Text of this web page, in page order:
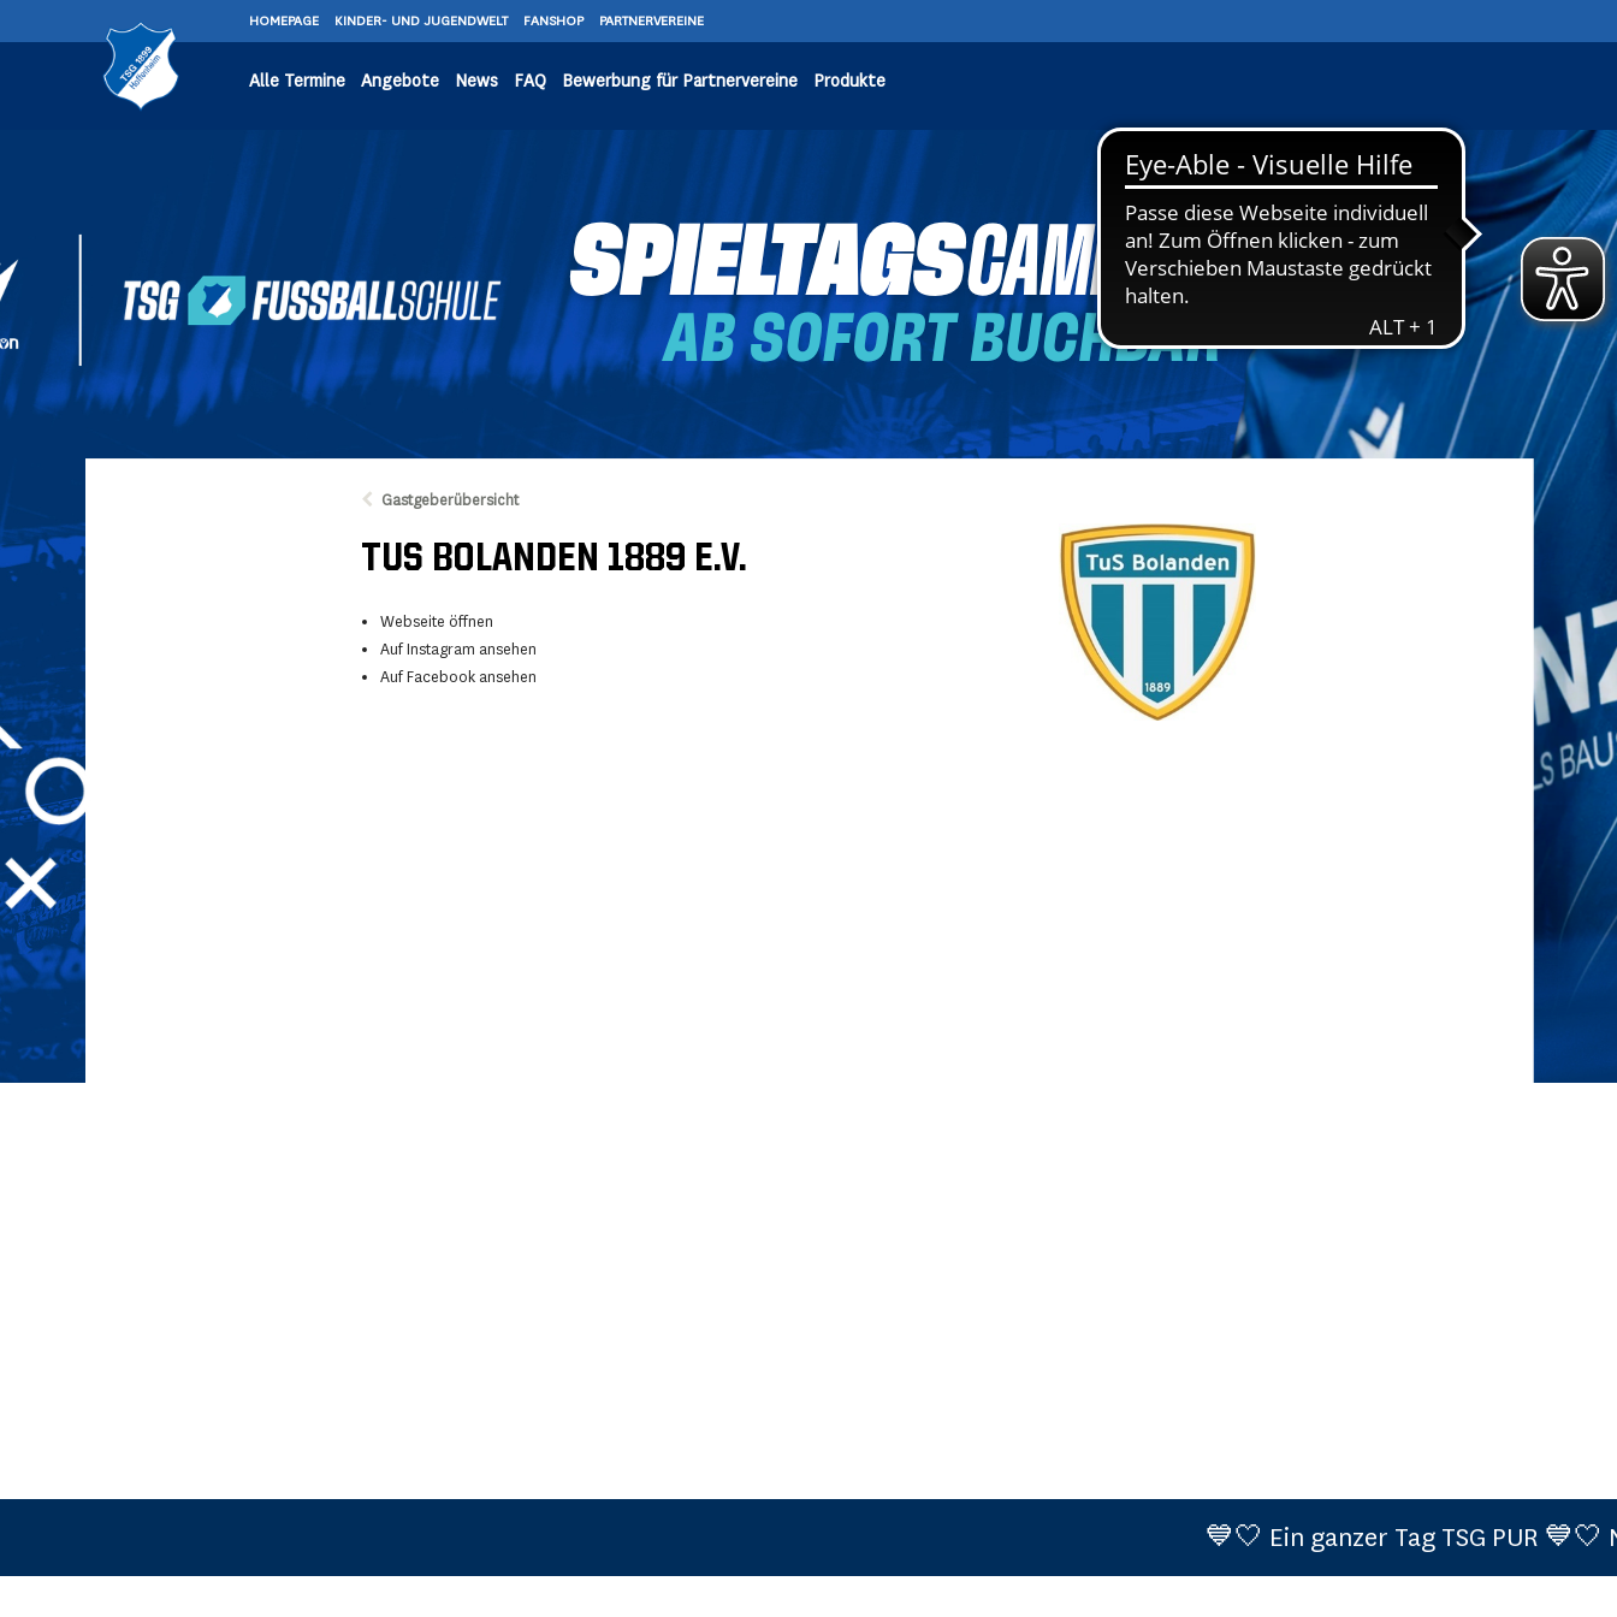
HOMEPAGE KINDER- UND JUGENDWELT FANSHOP PARTNERVEREINE
Alle Termine Angebote News FAQ Bewerbung für Partnervereine Produkte
Gastgeberübersicht
TUS BOLANDEN 1889 E.V.
Webseite öffnen
Auf Instagram ansehen
Auf Facebook ansehen
💙🤍 Ein ganzer Tag TSG PUR 💙🤍